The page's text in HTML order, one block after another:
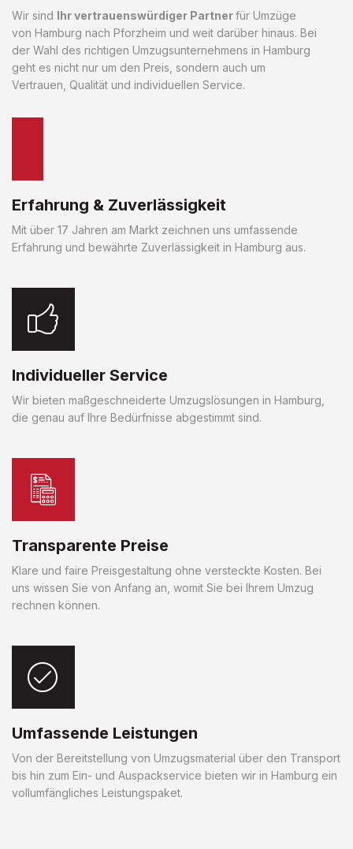
Wir sind Ihr vertrauenswürdiger Partnerfür Umzüge
von Hamburg nach Pforzheim und weit darüber hinaus. Bei
der Wahl des richtigen Umzugsunternehmens in Hamburg
geht es nicht nur um den Preis, sondern auch um
Vertrauen, Qualität und individuellen Service.
Erfahrung & Zuverlässigkeit
Mit über 17 Jahren am Markt zeichnen uns umfassende
Erfahrung und bewährte Zuverlässigkeit in Hamburg aus.
Individueller Service
Wir bieten maßgeschneiderte Umzugslösungen in Hamburg,
die genau auf Ihre Bedürfnisse abgestimmt sind.
Transparente Preise
Klare und faire Preisgestaltung ohne versteckte Kosten. Bei
uns wissen Sie von Anfang an, womit Sie bei Ihrem Umzug
rechnen können.
Umfassende Leistungen
Von der Bereitstellung von Umzugsmaterial über den Transport
bis hin zum Ein- und Auspackservice bieten wir in Hamburg ein
vollumfängliches Leistungspaket.